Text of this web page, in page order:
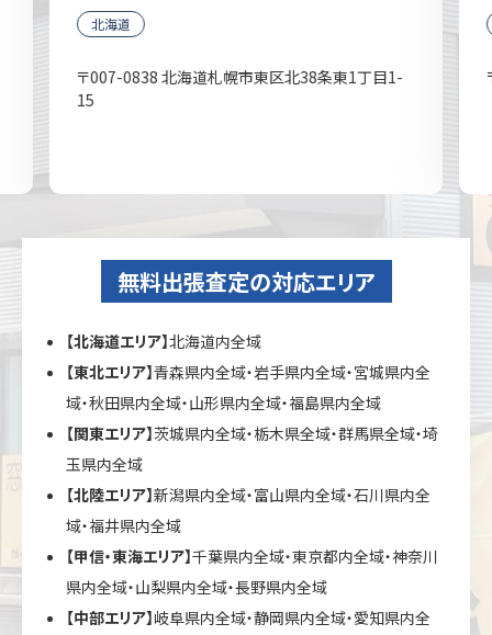
北海道
〒007-0838 北海道札幌市東区北38条東1丁目1-
15
無料出張査定の対応エリア
【北海道エリア】北海道内全域
【東北エリア】青森県内全域・岩手県内全域・宮城県内全
域・秋田県内全域・山形県内全域・福島県内全域
【関東エリア】茨城県内全域・栃木県全域・群馬県全域・埼
玉県内全域
【北陸エリア】新潟県内全域・富山県内全域・石川県内全
域・福井県内全域
【甲信・東海エリア】千葉県内全域・東京都内全域・神奈川
県内全域・山梨県内全域・長野県内全域
【中部エリア】岐阜県内全域・静岡県内全域・愛知県内全